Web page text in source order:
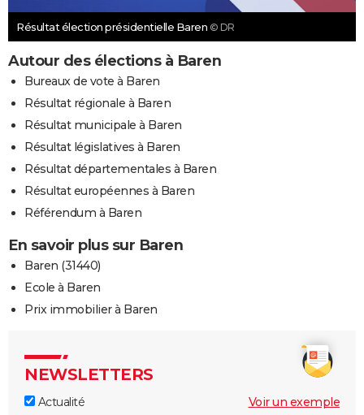
Résultat élection présidentielle Baren © DR
Autour des élections à Baren
Bureaux de vote à Baren
Résultat régionale à Baren
Résultat municipale à Baren
Résultat législatives à Baren
Résultat départementales à Baren
Résultat européennes à Baren
Référendum à Baren
En savoir plus sur Baren
Baren (31440)
Ecole à Baren
Prix immobilier à Baren
NEWSLETTERS
Actualité
Voir un exemple